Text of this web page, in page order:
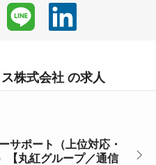
株式会社 の求人
サポート（上位対応・
【丸紅グループ／通信